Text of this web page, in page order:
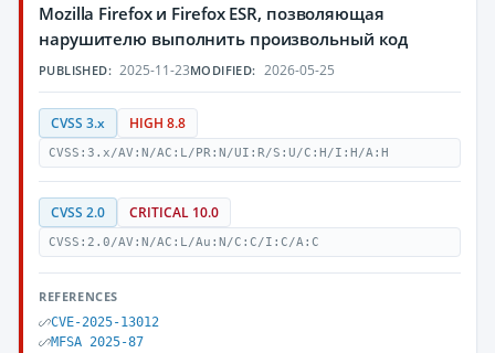
Mozilla Firefox и Firefox ESR, позволяющая
нарушителю выполнить произвольный код
PUBLISHED: 2025-11-23MODIFIED: 2026-05-25
CVSS 3.x HIGH 8.8
CVSS:3.x/AV:N/AC:L/PR:N/UI:R/S:U/C:H/I:H/A:H
CVSS 2.0 CRITICAL 10.0
CVSS:2.0/AV:N/AC:L/Au:N/C:C/I:C/A:C
REFERENCES
CVE-2025-13012
MFSA 2025-87